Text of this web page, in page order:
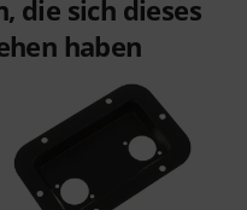
die sich dieses
haben